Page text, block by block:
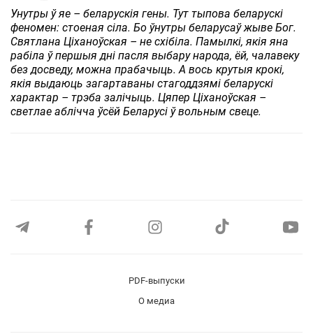
Унутры ў яе – беларускія гены. Тут тыпова беларускі
феномен: стоеная сіла. Бо ўнутры беларусаў жыве Бог.
Святлана Ціханоўская – не схібіла. Памылкі, якія яна
рабіла ў першыя дні пасля выбару народа, ёй, чалавеку
без досведу, можна прабачыць. А вось крутыя крокі,
якія выдаюць загартаваны стагоддзямі беларускі
характар – трэба залічыць. Цяпер Ціханоўская –
светлае аблічча ўсёй Беларусі ў вольным свеце.
PDF-выпуски
О медиа